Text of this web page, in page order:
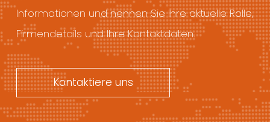
Informationen und nennen Sie Ihre aktuelle Rolle,
Firmendetails und Ihre Kontaktdaten.
Kontaktiere uns